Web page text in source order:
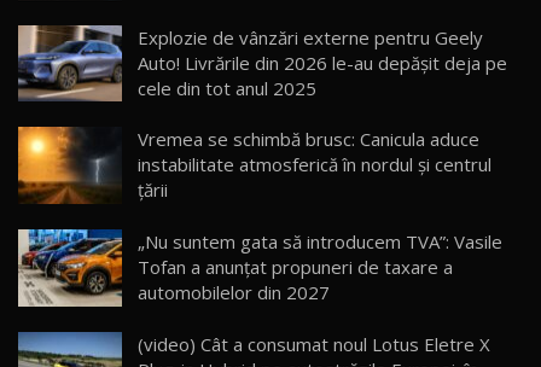
16
AutoBlogMD
13:10
17
30:08
Noul Geely EX5 EM-i care a cucerit Moldova
AutoBlog.MD
23:36
Explozie de vânzări externe pentru Geely
Auto! Livrările din 2026 le-au depășit deja pe
cele din tot anul 2025
Vremea se schimbă brusc: Canicula aduce
instabilitate atmosferică în nordul și centrul
țării
„Nu suntem gata să introducem TVA”: Vasile
Tofan a anunțat propuneri de taxare a
automobilelor din 2027
(video) Cât a consumat noul Lotus Eletre X